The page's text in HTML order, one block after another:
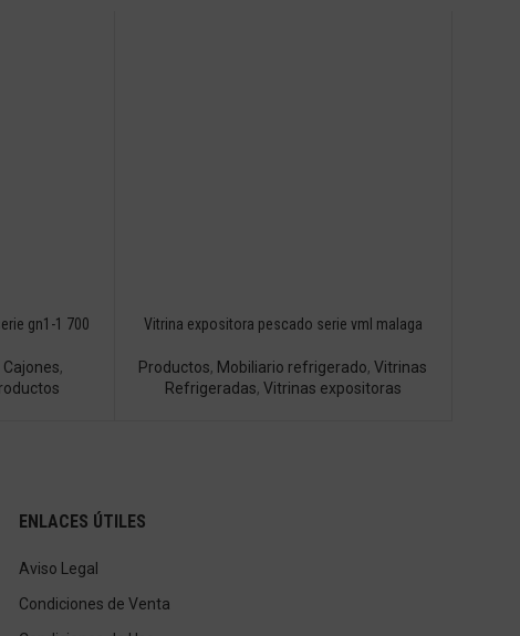
gn1-1 700
Cajones,
Vitrina expositora pescado serie vml malaga
Productos, Mobiliario refrigerado,Vitrinas
Refrigeradas, Vitrinas expositoras
ENLACES ÚTILES
Aviso Legal
Condiciones de Venta